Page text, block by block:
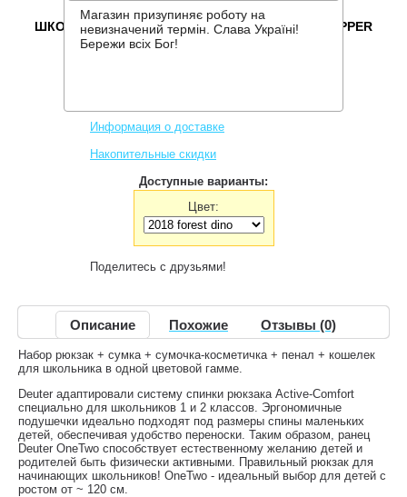
ШКОЛЬНЫЙ НАБОР DEUTER ONETWO SET - HOPPER
Информация о доставке
Накопительные скидки
Доступные варианты:
Цвет:
Поделитесь с друзьями!
Описание Похожие Отзывы (0)
Набор рюкзак + сумка + сумочка-косметичка + пенал + кошелек
для школьника в одной цветовой гамме.
Deuter адаптировали систему спинки рюкзака Active-Comfort
специально для школьников 1 и 2 классов. Эргономичные
подушечки идеально подходят под размеры спины маленьких
детей, обеспечивая удобство переноски. Таким образом, ранец
Deuter OneTwo способствует естественному желанию детей и
родителей быть физически активными. Правильный рюкзак для
начинающих школьников! OneTwo - идеальный выбор для детей с
ростом от ~ 120 см.
Магазин призупиняє роботу на
невизначений термін. Слава Україні!
Бережи всіх Бог!